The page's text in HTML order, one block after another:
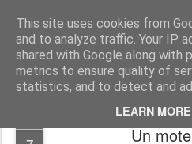
This site uses cookies from
and to analyze traffic. Your IP
shared with Google along with
metrics to ensure quality of
statistics, and to detect and
LEARN MORE
Un